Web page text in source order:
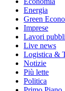
Energia
Green
Imprese
Lavori
Live news
Logistica &
Notizie
Più lette
Politica